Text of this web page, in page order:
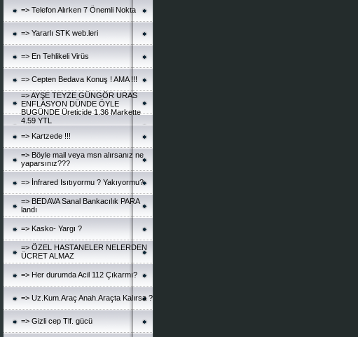
=> Telefon Alırken 7 Önemli Nokta
=> Yararlı STK web.leri
=> En Tehlikeli Virüs
=> Cepten Bedava Konuş ! AMA !!!
=> AYŞE TEYZE GÜNGÖR URAS
ENFLASYON DÜNDE ÖYLE
BUGÜNDE Üreticide 1.36 Markette
4.59 YTL
=> Kartzede !!!
=> Böyle mail veya msn alırsanız ne
yaparsınız???
=> İnfrared Isıtıyormu ? Yakıyormu?
=> BEDAVA Sanal Bankacılık PARA
landı
=> Kasko- Yargı ?
=> ÖZEL HASTANELER NELERDEN
ÜCRET ALMAZ
=> Her durumda Acil 112 Çıkarmı?
=> Uz.Kum.Araç Anah.Araçta Kalırsa ?
=> Gizli cep Tlf. gücü